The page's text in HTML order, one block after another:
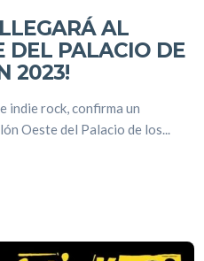
AL
DEL PALACIO DE
2023!
indie rock, confirma un
Oeste del Palacio de los...